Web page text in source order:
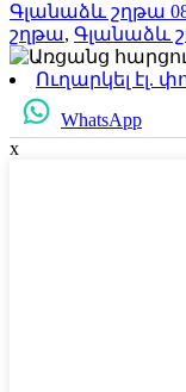
Գլանաձև շղթա
շղթա, Գլանաձև
Ուղարկել էլ.
WhatsApp
x